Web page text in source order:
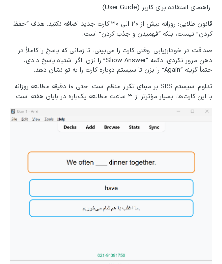
راهنمای استفاده برای کاربر (User Guide)
قانون طلایی: روزانه بیش از ۲۰ الی ۳۰ کارت جدید اضافه نکنید. هدف “حفظ
کردن” نیست، بلکه “فهمیدن و جذب کردن” است.
صداقت در خودارزیابی: وقتی کارت را می‌بینی، تا زمانی که پاسخ را کاملاً در
ذهن مرور نکردی، دکمه “Show Answer” را نزن. اگر اشتباه پاسخ دادی،
حتماً گزینه “Again” را بزن تا سیستم دوباره کارت را به تو نشان دهد.
تداوم: سیستم SRS بر مبنای تکرار منظم است. حتی ۱۰ دقیقه مطالعه روزانه
با این کارت‌ها، بسیار مؤثرتر از ۳ ساعت مطالعه یک‌باره در پایان هفته است.